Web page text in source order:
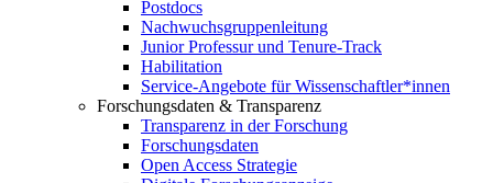
Postdocs
Nachwuchsgruppenleitung
Junior Professur und Tenure-Track
Habilitation
Service-Angebote für Wissenschaftler*innen
Forschungsdaten & Transparenz
Transparenz in der Forschung
Forschungsdaten
Open Access Strategie